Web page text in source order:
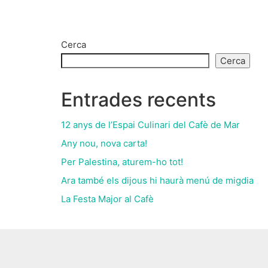
Cerca
Cerca
Entrades recents
12 anys de l’Espai Culinari del Cafè de Mar
Any nou, nova carta!
Per Palestina, aturem-ho tot!
Ara també els dijous hi haurà menú de migdia
La Festa Major al Cafè